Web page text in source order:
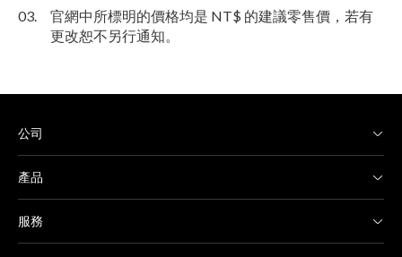
03.
官網中所標明的價格均是 NT$ 的建議零售價，若有
更改恕不另行通知。
公司
產品
服務